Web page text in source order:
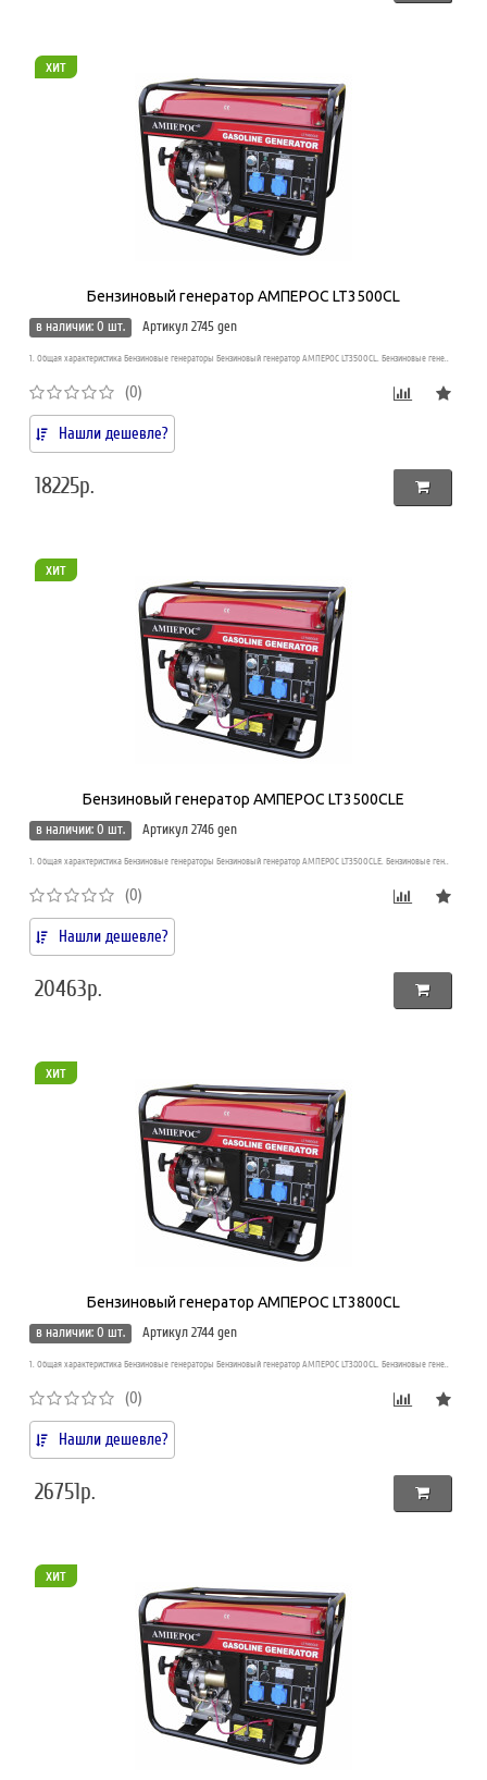
хит
Бензиновый генератор АМПЕРОС LT3500CL
в наличии: 0 шт.
Артикул 2745 gen
1. Общая характеристика Бензиновые генераторы Бензиновый генератор АМПЕРОС LT3500CL. Бензиновые гене..
(0)
Нашли дешевле?
18225р.
хит
Бензиновый генератор АМПЕРОС LT3500CLE
в наличии: 0 шт.
Артикул 2746 gen
1. Общая характеристика Бензиновые генераторы Бензиновый генератор АМПЕРОС LT3500CLE. Бензиновые ген..
(0)
Нашли дешевле?
20463р.
хит
Бензиновый генератор АМПЕРОС LT3800CL
в наличии: 0 шт.
Артикул 2744 gen
1. Общая характеристика Бензиновые генераторы Бензиновый генератор АМПЕРОС LT3800CL. Бензиновые гене..
(0)
Нашли дешевле?
26751р.
хит